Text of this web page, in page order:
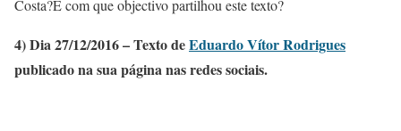
Costa?E com que objectivo partilhou este texto?
4) Dia 27/12/2016 – Texto deEduardo Vítor Rodrigues
publicado na sua página nas redes sociais.